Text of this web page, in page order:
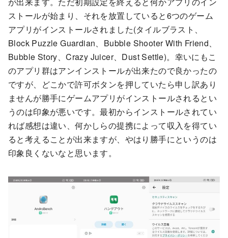
ストールが始まり、それを放置していると6つのゲーム
アプリがインストールされました(タイルブラスト、
Block Puzzle Guardian、Bubble Shooter With Friend、
Bubble Story、Crazy Juicer、Dust Settle)。幸いにもこ
のアプリ群はアンインストールが出来たので良かったの
ですが、どこかで許可ボタンを押していたら申し訳あり
ませんが勝手にゲームアプリがインストールされるとい
うのは印象が悪いです。最初からインストールされてい
れば感想は違い、何かしらの提携によって収入を得てい
ると考えることが出来ますが、やはり勝手にというのは
印象良くないなと思います。